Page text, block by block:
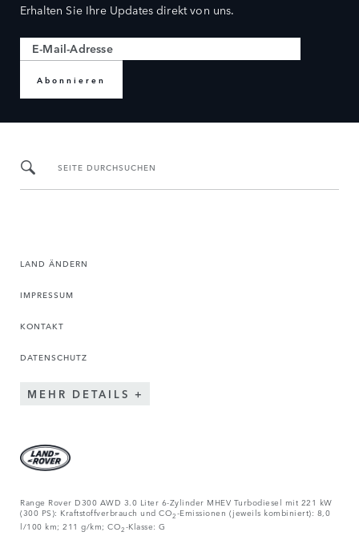
Erhalten Sie Ihre Updates direkt von uns.
Abonnieren
SEITE DURCHSUCHEN
LAND ÄNDERN
IMPRESSUM
KONTAKT
DATENSCHUTZ
MEHR DETAILS
Range Rover D300 AWD 3.0 Liter 6-Zylinder MHEV Turbodiesel mit 221 kW
(300 PS): Kraftstoffverbrauch und CO2-Emissionen (jeweils kombiniert): 8,0
l/100 km; 211 g/km; CO2-Klasse: G